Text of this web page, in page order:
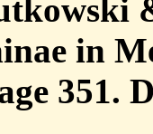
in
351.